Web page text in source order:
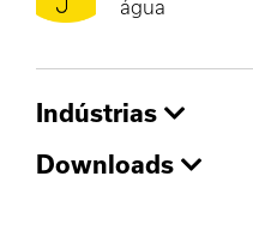
água
Indústrias
Downloads